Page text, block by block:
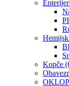
Enterijer
Kopče